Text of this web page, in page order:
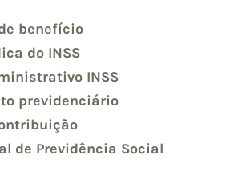
benefício
do INSS
INSS
previdenciário
de Previdência Social